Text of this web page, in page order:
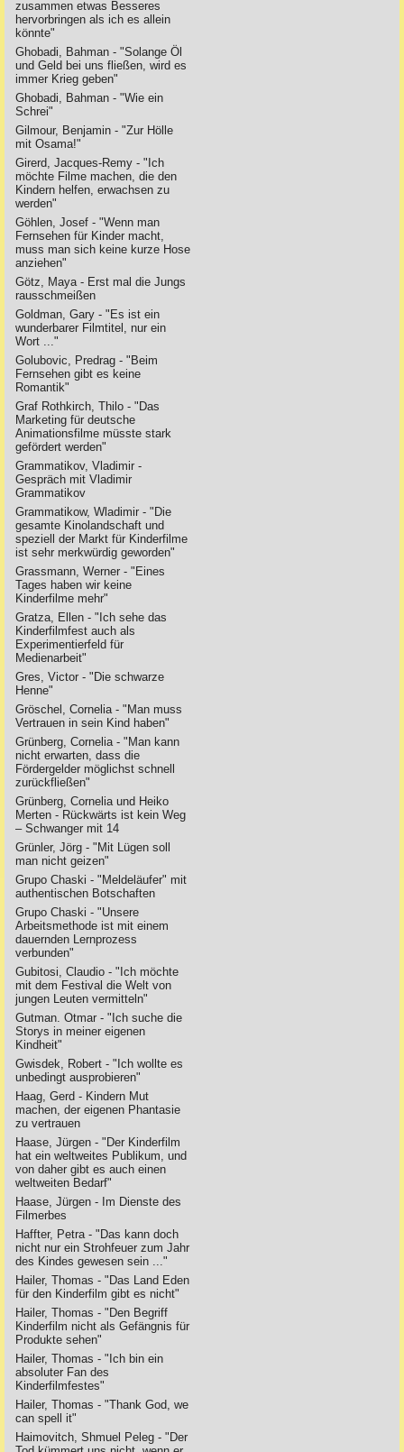
zusammen etwas Besseres
hervorbringen als ich es allein
könnte"
Ghobadi, Bahman - "Solange Öl
und Geld bei uns fließen, wird es
immer Krieg geben"
Ghobadi, Bahman - "Wie ein
Schrei"
Gilmour, Benjamin - "Zur Hölle
mit Osama!"
Girerd, Jacques-Remy - "Ich
möchte Filme machen, die den
Kindern helfen, erwachsen zu
werden"
Göhlen, Josef - "Wenn man
Fernsehen für Kinder macht,
muss man sich keine kurze Hose
anziehen"
Götz, Maya - Erst mal die Jungs
rausschmeißen
Goldman, Gary - "Es ist ein
wunderbarer Filmtitel, nur ein
Wort ..."
Golubovic, Predrag - "Beim
Fernsehen gibt es keine
Romantik"
Graf Rothkirch, Thilo - "Das
Marketing für deutsche
Animationsfilme müsste stark
gefördert werden"
Grammatikov, Vladimir -
Gespräch mit Vladimir
Grammatikov
Grammatikow, Wladimir - "Die
gesamte Kinolandschaft und
speziell der Markt für Kinderfilme
ist sehr merkwürdig geworden"
Grassmann, Werner - "Eines
Tages haben wir keine
Kinderfilme mehr"
Gratza, Ellen - "Ich sehe das
Kinderfilmfest auch als
Experimentierfeld für
Medienarbeit"
Gres, Victor - "Die schwarze
Henne"
Gröschel, Cornelia - "Man muss
Vertrauen in sein Kind haben"
Grünberg, Cornelia - "Man kann
nicht erwarten, dass die
Fördergelder möglichst schnell
zurückfließen"
Grünberg, Cornelia und Heiko
Merten - Rückwärts ist kein Weg
– Schwanger mit 14
Grünler, Jörg - "Mit Lügen soll
man nicht geizen"
Grupo Chaski - "Meldeläufer" mit
authentischen Botschaften
Grupo Chaski - "Unsere
Arbeitsmethode ist mit einem
dauernden Lernprozess
verbunden"
Gubitosi, Claudio - "Ich möchte
mit dem Festival die Welt von
jungen Leuten vermitteln"
Gutman. Otmar - "Ich suche die
Storys in meiner eigenen
Kindheit"
Gwisdek, Robert - "Ich wollte es
unbedingt ausprobieren"
Haag, Gerd - Kindern Mut
machen, der eigenen Phantasie
zu vertrauen
Haase, Jürgen - "Der Kinderfilm
hat ein weltweites Publikum, und
von daher gibt es auch einen
weltweiten Bedarf"
Haase, Jürgen - Im Dienste des
Filmerbes
Haffter, Petra - "Das kann doch
nicht nur ein Strohfeuer zum Jahr
des Kindes gewesen sein ..."
Hailer, Thomas - "Das Land Eden
für den Kinderfilm gibt es nicht"
Hailer, Thomas - "Den Begriff
Kinderfilm nicht als Gefängnis für
Produkte sehen"
Hailer, Thomas - "Ich bin ein
absoluter Fan des
Kinderfilmfestes"
Hailer, Thomas - "Thank God, we
can spell it"
Haimovitch, Shmuel Peleg - "Der